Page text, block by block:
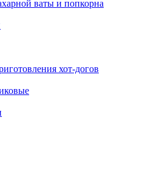
ваты и попкорна
хот-догов